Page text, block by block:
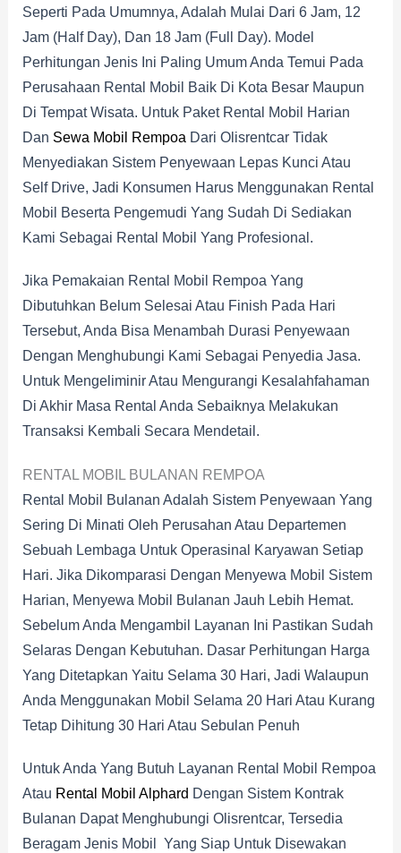
Seperti Pada Umumnya, Adalah Mulai Dari 6 Jam, 12
Jam (half Day), Dan 18 Jam (full Day). Model
Perhitungan Jenis Ini Paling Umum Anda Temui Pada
Perusahaan Rental Mobil Baik Di Kota Besar Maupun
Di Tempat Wisata. Untuk Paket Rental Mobil Harian
Dan Sewa Mobil Rempoa Dari Olisrentcar Tidak
Menyediakan Sistem Penyewaan Lepas Kunci Atau
Self Drive, Jadi Konsumen Harus Menggunakan Rental
Mobil Beserta Pengemudi Yang Sudah Di Sediakan
Kami Sebagai Rental Mobil Yang Profesional.
Jika Pemakaian Rental Mobil Rempoa Yang
Dibutuhkan Belum Selesai Atau Finish Pada Hari
Tersebut, Anda Bisa Menambah Durasi Penyewaan
Dengan Menghubungi Kami Sebagai Penyedia Jasa.
Untuk Mengeliminir Atau Mengurangi Kesalahfahaman
Di Akhir Masa Rental Anda Sebaiknya Melakukan
Transaksi Kembali Secara Mendetail.
RENTAL MOBIL BULANAN REMPOA
Rental Mobil Bulanan Adalah Sistem Penyewaan Yang
Sering Di Minati Oleh Perusahan Atau Departemen
Sebuah Lembaga Untuk Operasinal Karyawan Setiap
Hari. Jika Dikomparasi Dengan Menyewa Mobil Sistem
Harian, Menyewa Mobil Bulanan Jauh Lebih Hemat.
Sebelum Anda Mengambil Layanan Ini Pastikan Sudah
Selaras Dengan Kebutuhan. Dasar Perhitungan Harga
Yang Ditetapkan Yaitu Selama 30 Hari, Jadi Walaupun
Anda Menggunakan Mobil Selama 20 Hari Atau Kurang
Tetap Dihitung 30 Hari Atau Sebulan Penuh
Untuk Anda Yang Butuh Layanan Rental Mobil Rempoa
Atau Rental Mobil Alphard Dengan Sistem Kontrak
Bulanan Dapat Menghubungi Olisrentcar, Tersedia
Beragam Jenis Mobil Yang Siap Untuk Disewakan